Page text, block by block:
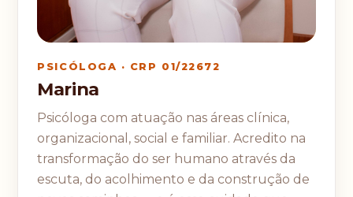
PSICÓLOGA · CRP 01/22672
Marina
Psicóloga com atuação nas áreas clínica,
organizacional, social e familiar. Acredito na
transformação do ser humano através da
escuta, do acolhimento e da construção de